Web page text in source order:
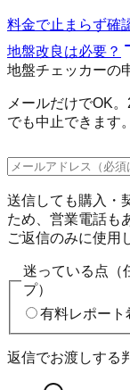
料金で止まらず確
地盤改良は必要？
地盤チェッカーの
メールだけでOK
でも中止できます。
送信しても購入・
ため、営業電話も
ご返信のみに使用
迷っている点（
プ）
有料レポート
返信でお渡しする